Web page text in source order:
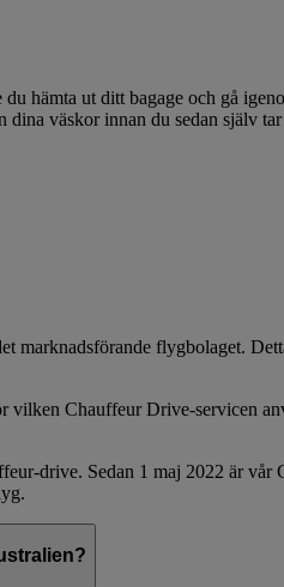
hämta ut ditt bagage och gå
väskor innan du sedan själv
flygbolaget.
Chauffeur Drive-servicen
drive. Sedan 1 maj 2022 är